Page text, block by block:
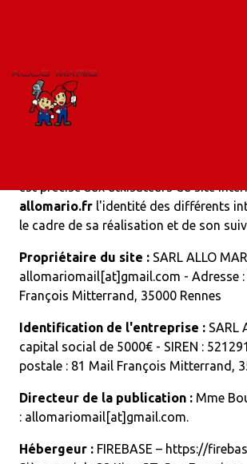
1 - Édition du site
est précisé aux utilisateurs du site
allomario.fr l'identité des différents
le cadre de sa réalisation et de son
Propriétaire du site : SARL ALLO
allomariomail[at]gmail.com - Adresse
François Mitterrand, 35000 Rennes
Identification de l'entreprise : SARL
capital social de 5000€ - SIREN :
postale : 81 Mail François Mitterrand,
Directeur de la publication : Mme
: allomariomail[at]gmail.com.
Hébergeur : FIREBASE – https://